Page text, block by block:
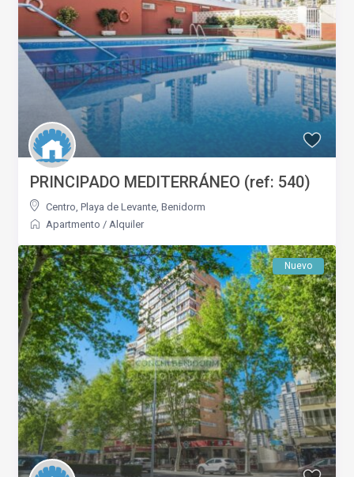
PRINCIPADO MEDITERRÁNEO (ref: 540)
Centro ,Playa de Levante ,Benidorm
Apartmento / Alquiler
Nuevo